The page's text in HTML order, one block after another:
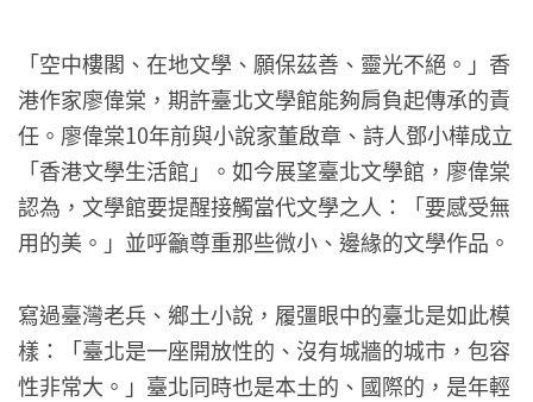
「空中樓閣、在地文學、願保茲善、靈光不絕。」香
港作家廖偉棠，期許臺北文學館能夠肩負起傳承的責
任。廖偉棠10年前與小說家董啟章、詩人鄧小樺成立
「香港文學生活館」。如今展望臺北文學館，廖偉棠
認為，文學館要提醒接觸當代文學之人：「要感受無
用的美。」並呼籲尊重那些微小、邊緣的文學作品。
寫過臺灣老兵、鄉土小說，履彊眼中的臺北是如此模
樣：「臺北是一座開放性的、沒有城牆的城市，包容
性非常大。」臺北同時也是本土的、國際的，是年輕